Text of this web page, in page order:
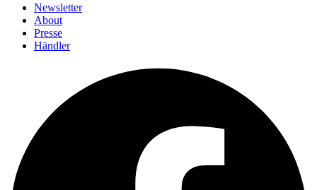
Newsletter
About
Presse
Händler